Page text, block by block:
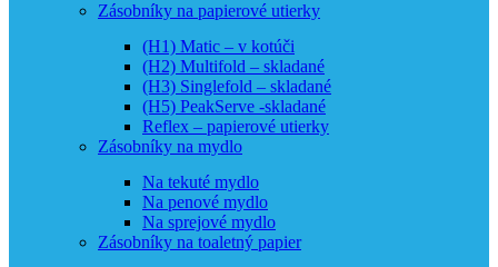
Zásobníky na papierové utierky
(H1) Matic – v kotúči
(H2) Multifold – skladané
(H3) Singlefold – skladané
(H5) PeakServe -skladané
Reflex – papierové utierky
Zásobníky na mydlo
Na tekuté mydlo
Na penové mydlo
Na sprejové mydlo
Zásobníky na toaletný papier